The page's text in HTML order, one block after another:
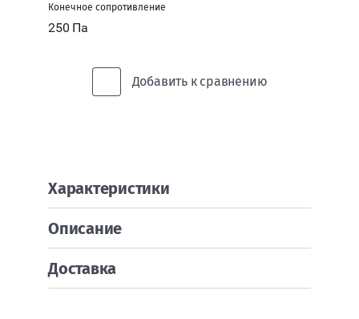
Пароль:
Регистрация
Добавить к сравнению
Конечное сопротивление
250 Па
Характеристики
Описание
Доставка